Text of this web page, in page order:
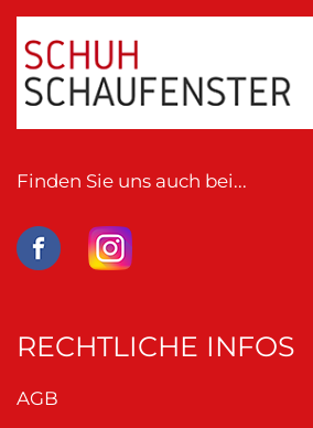
Finden Sie uns auch bei...
RECHTLICHE INFOS
AGB